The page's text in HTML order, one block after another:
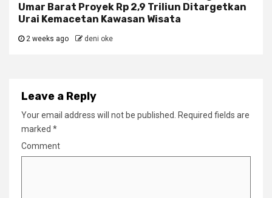
Umar Barat Proyek Rp 2,9 Triliun Ditargetkan
Urai Kemacetan Kawasan Wisata
2 weeks ago deni oke
Leave a Reply
Your email address will not be published.
Required fields are
marked *
Comment